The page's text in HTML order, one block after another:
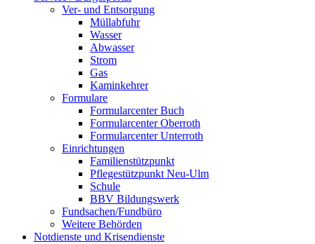
Ver- und Entsorgung
Müllabfuhr
Wasser
Abwasser
Strom
Gas
Kaminkehrer
Formulare
Formularcenter Buch
Formularcenter Oberroth
Formularcenter Unterroth
Einrichtungen
Familienstützpunkt
Pflegestützpunkt Neu-Ulm
Schule
BBV Bildungswerk
Fundsachen/Fundbüro
Weitere Behörden
Notdienste und Krisendienste